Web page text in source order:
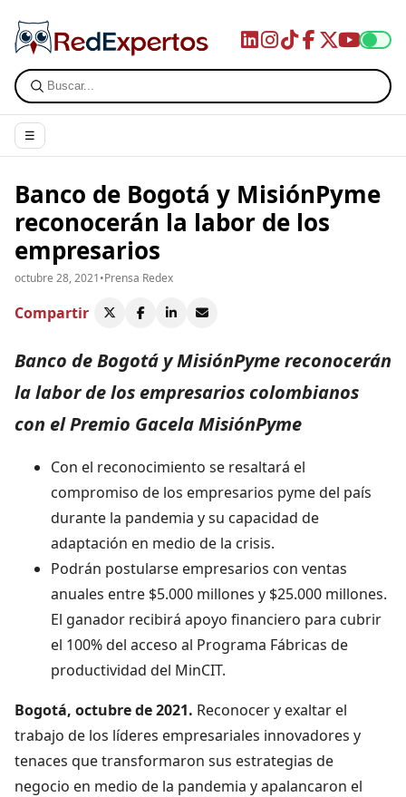
☰
Banco de Bogotá y MisiónPyme
reconocerán la labor de los
empresarios
octubre 28, 2021•Prensa Redex
Compartir
Banco de Bogotá y MisiónPyme reconocerán
la labor de los empresarios colombianos
con el Premio Gacela MisiónPyme
Con el reconocimiento se resaltará el
compromiso de los empresarios pyme del país
durante la pandemia y su capacidad de
adaptación en medio de la crisis.
Podrán postularse empresarios con ventas
anuales entre $5.000 millones y $25.000 millones.
El ganador recibirá apoyo financiero para cubrir
el 100% del acceso al Programa Fábricas de
productividad del MinCIT.
Bogotá, octubre de 2021. Reconocer y exaltar el
trabajo de los líderes empresariales innovadores y
tenaces que transformaron sus estrategias de
negocio en medio de la pandemia y apalancaron el